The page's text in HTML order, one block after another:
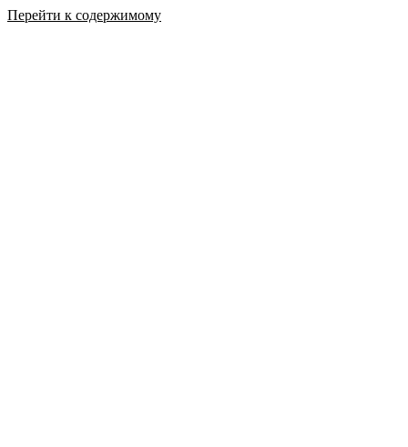
Перейти к содержимому